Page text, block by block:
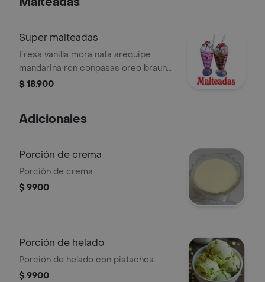
Super malteadas
Fresa vanilla mora nata arequipe
mandarina ron conpasas oreo brauny
vaso 16oz.
$ 18.900
Adicionales
Porción de crema
Porción de crema
$ 9900
Porción de helado
Porción de helado con pistachos.
$ 9900